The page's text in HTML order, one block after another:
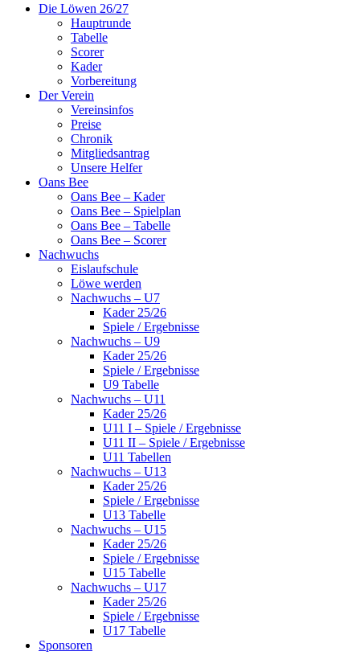
Die Löwen 26/27
Hauptrunde
Tabelle
Scorer
Kader
Vorbereitung
Der Verein
Vereinsinfos
Preise
Chronik
Mitgliedsantrag
Unsere Helfer
Oans Bee
Oans Bee – Kader
Oans Bee – Spielplan
Oans Bee – Tabelle
Oans Bee – Scorer
Nachwuchs
Eislaufschule
Löwe werden
Nachwuchs – U7
Kader 25/26
Spiele / Ergebnisse
Nachwuchs – U9
Kader 25/26
Spiele / Ergebnisse
U9 Tabelle
Nachwuchs – U11
Kader 25/26
U11 I – Spiele / Ergebnisse
U11 II – Spiele / Ergebnisse
U11 Tabellen
Nachwuchs – U13
Kader 25/26
Spiele / Ergebnisse
U13 Tabelle
Nachwuchs – U15
Kader 25/26
Spiele / Ergebnisse
U15 Tabelle
Nachwuchs – U17
Kader 25/26
Spiele / Ergebnisse
U17 Tabelle
Sponsoren